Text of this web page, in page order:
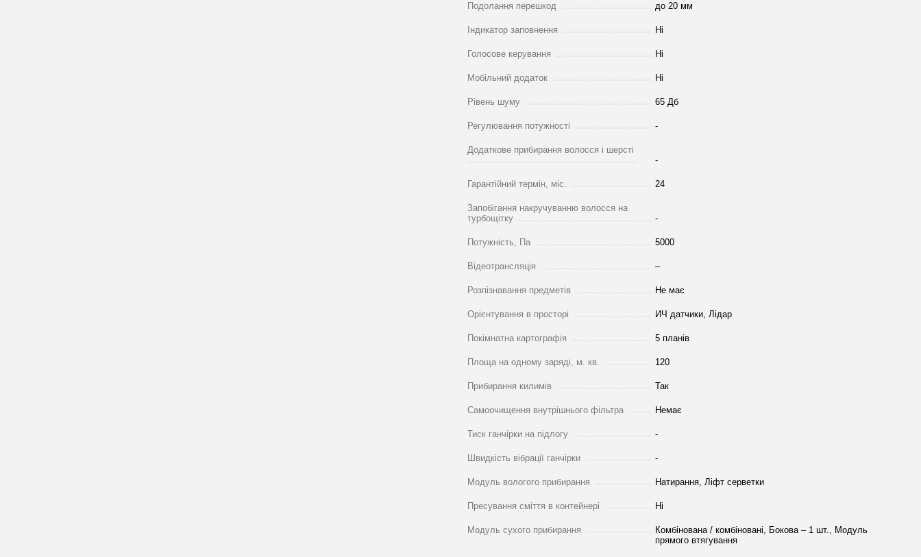
Подолання перешкод до 20 мм
Індикатор заповнення Ні
Голосове керування Ні
Мобільний додаток Ні
Рівень шуму 65 Дб
Регулювання потужності -
Додаткове прибирання волосся і шерсті
-
Гарантійний термін, міс. 24
Запобігання накручуванню волосся на
турбощітку
-
Потужність, Па 5000
Відеотрансляція –
Розпізнавання предметів Не має
Орієнтування в просторі ИЧ датчики, Лідар
Покімнатна картографія 5 планів
Площа на одному заряді, м. кв. 120
Прибирання килимів Так
Самоочищення внутрішнього фільтра Немає
Тиск ганчірки на підлогу -
Швидкість вібрації ганчірки -
Модуль вологого прибирання Натирання, Ліфт серветки
Пресування сміття в контейнері Ні
Модуль сухого прибирання
Комбінована / комбіновані, Бокова – 1 шт., Модуль
прямого втягування